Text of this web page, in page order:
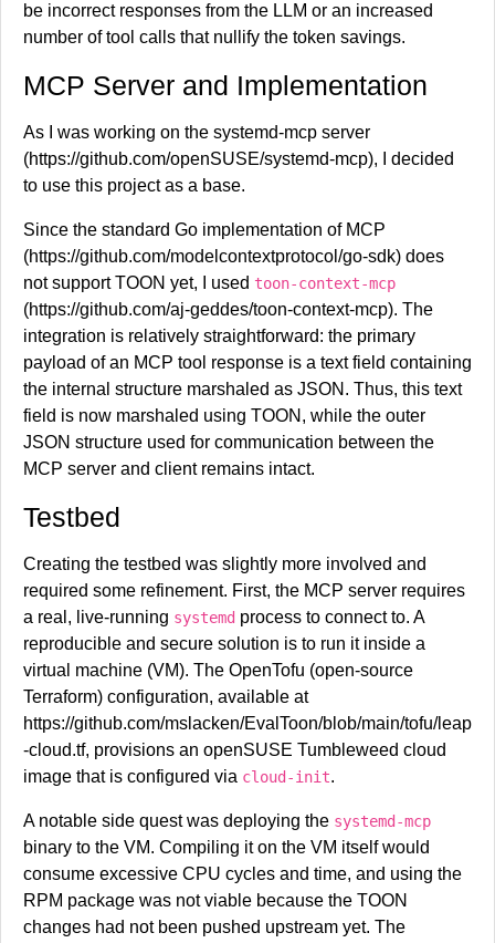
Taller de creación de videojuegos en el Retrópolis
2025 organizado por GNU/Linux València
Organizada por la asociación sin ánimo de lucro
GNU/Linux València os invito a participar en el
«Taller de creación de videojuegos en el Retrópolis
de creación de videojuegos en el Retrópolis 2025
organizado por GNU/Linux València
La entrada«El Activo Eres Tú» de Carles Tamayo, nuevo
evento organizado por GNU/Linux Valènciase publicó
primero enKDE Blog
be incorrect responses from the LLM or an increased
number of tool calls that nullify the token savings.
MCP Server and Implementation
As I was working on the systemd-mcp server
(https://github.com/openSUSE/systemd-mcp), I decided
to use this project as a base.
Since the standard Go implementation of MCP
(https://github.com/modelcontextprotocol/go-sdk) does
not support TOON yet, I used toon-context-mcp
(https://github.com/aj-geddes/toon-context-mcp). The
integration is relatively straightforward: the primary
payload of an MCP tool response is a text field containing
the internal structure marshaled as JSON. Thus, this text
field is now marshaled using TOON, while the outer
JSON structure used for communication between the
MCP server and client remains intact.
Testbed
Creating the testbed was slightly more involved and
required some refinement. First, the MCP server requires
a real, live-running systemd process to connect to. A
reproducible and secure solution is to run it inside a
virtual machine (VM). The OpenTofu (open-source
Terraform) configuration, available at
https://github.com/mslacken/EvalToon/blob/main/tofu/leap
-cloud.tf, provisions an openSUSE Tumbleweed cloud
image that is configured via cloud-init.
A notable side quest was deploying the systemd-mcp
binary to the VM. Compiling it on the VM itself would
consume excessive CPU cycles and time, and using the
RPM package was not viable because the TOON
changes had not been pushed upstream yet. The